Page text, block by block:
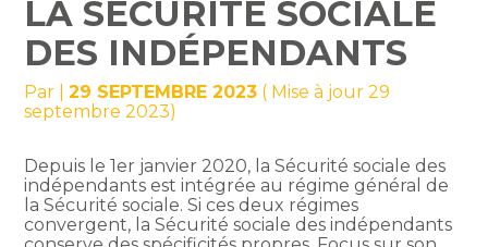
LA SÉCURITÉ SOCIALE
DES INDÉPENDANTS
Par |29 SEPTEMBRE 2023 ( Mise à jour 29
septembre 2023)
Depuis le 1er janvier 2020, la Sécurité sociale des
indépendants est intégrée au régime général de
la Sécurité sociale. Si ces deux régimes
convergent, la Sécurité sociale des indépendants